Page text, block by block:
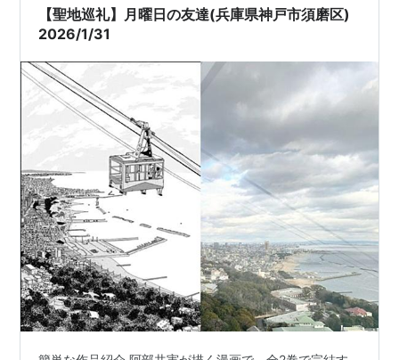
ので、須磨浦公園駅で途中下車🚃 駅出たらすぐ、駅員さ
んからもらったパンフレット。 須磨…
【聖地巡礼】月曜日の友達(兵庫県神戸市須磨区)
2026/1/31